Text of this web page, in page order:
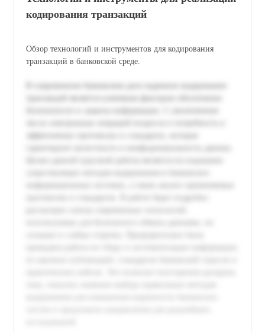
кодирования транзакций
Обзор технологий и инструментов для кодирования
транзакций в банковской среде.